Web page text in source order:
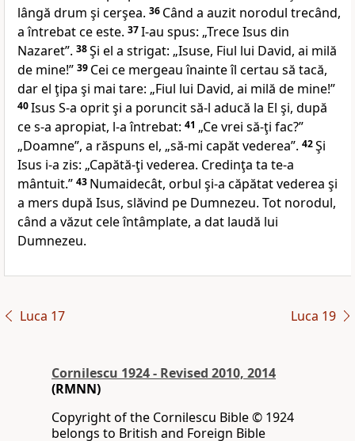
lângă drum şi cerşea. 36 Când a auzit norodul trecând,
a întrebat ce este. 37I-au spus: „Trece Isus din
Nazaret”. 38Şi el a strigat: „Isuse, Fiul lui David, ai milă
de mine!” 39 Cei ce mergeau înainte îl certau să tacă,
dar el ţipa şi mai tare: „Fiul lui David, ai milă de mine!”
40Isus S-a oprit şi a poruncit să-l aducă la El şi, după
ce s-a apropiat, l-a întrebat: 41 „Ce vrei să-ţi fac?”
„Doamne”, a răspuns el, „să-mi capăt vederea”. 42Şi
Isus i-a zis: „Capătă-ţi vederea. Credinţa ta te-a
mântuit.” 43 Numaidecât, orbul şi-a căpătat vederea şi
a mers după Isus, slăvind pe Dumnezeu. Tot norodul,
când a văzut cele întâmplate, a dat laudă lui
Dumnezeu.
Luca 17 Luca 19
Cornilescu 1924 - Revised 2010, 2014
(RMNN)
Copyright of the Cornilescu Bible © 1924
belongs to British and Foreign Bible